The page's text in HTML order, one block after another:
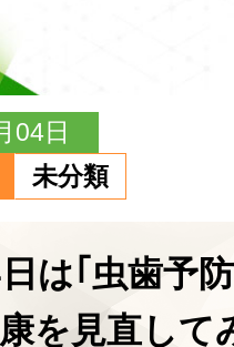
04日
未分類
は｢虫歯予
を見直して